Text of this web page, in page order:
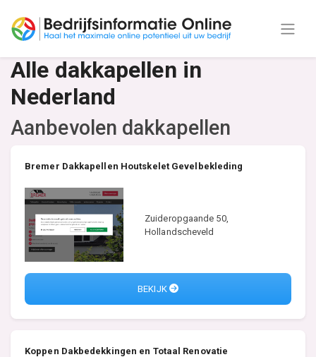
Alle dakkapellen in
Nederland
Aanbevolen dakkapellen
Bremer Dakkapellen Houtskelet Gevelbekleding
Zuideropgaande 50,
Hollandscheveld
BEKIJK
Koppen Dakbedekkingen en Totaal Renovatie